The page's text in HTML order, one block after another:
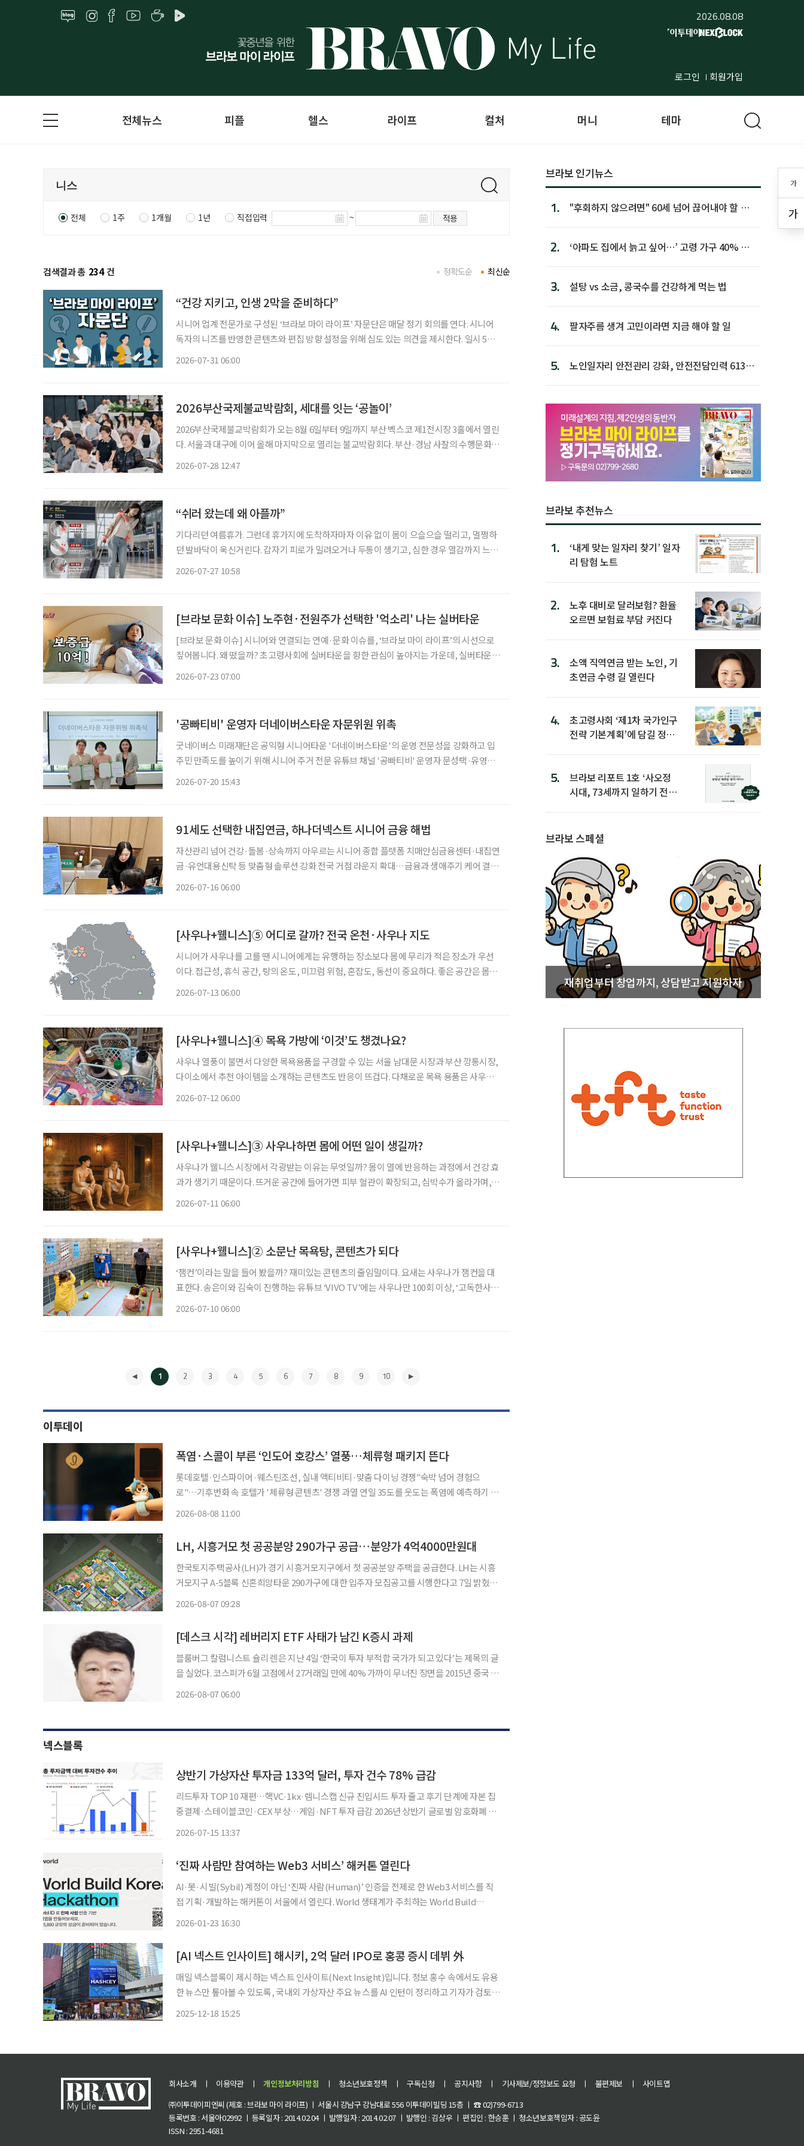
2026.08.08
로그인 회원가입
가
가
전체뉴스 피플 헬스 라이프 컬처 머니 테마
전체 1주 1개월 1년 직접입력 ~ 적용
검색결과 총 234 건 최신순
정확도순
“건강 지키고, 인생 2막을 준비하다”
시니어 업계 전문가로 구성된 ‘브라보 마이 라이프’ 자문단은 매달 정기 회의를 연다. 시니어
독자의 니즈를 반영한 콘텐츠와 편집 방향 설정을 위해 심도 있는 의견을 제시한다. 일시 5월
2026-07-31 06:00
2026부산국제불교박람회, 세대를 잇는 ‘공놀이’
2026부산국제불교박람회가 오는 8월 6일부터 9일까지 부산 벡스코 제1전시장 3홀에서 열린
다. 서울과 대구에 이어 올해 마지막으로 열리는 불교박람회다. 부산·경남 사찰의 수행문화와
2026-07-28 12:47
“쉬러 왔는데 왜 아플까”
기다리던 여름휴가. 그런데 휴가지에 도착하자마자 이유 없이 몸이 으슬으슬 떨리고, 멀쩡하
던 발바닥이 욱신거린다. 갑자기 피로가 밀려오거나 두통이 생기고, 심한 경우 열감까지 느껴
2026-07-27 10:58
[브라보 문화 이슈] 노주현·전원주가 선택한 '억소리' 나는 실버타운
[브라보 문화 이슈] 시니어와 연결되는 연예·문화 이슈를, ‘브라보 마이 라이프’의 시선으로
짚어봅니다. 왜 떴을까? 초고령사회에 실버타운을 향한 관심이 높아지는 가운데, 실버타운을
2026-07-23 07:00
'공빠티비' 운영자 더네이버스타운 자문위원 위촉
굿네이버스 미래재단은 공익형 시니어타운 '더네이버스타운'의 운영 전문성을 강화하고 입
주민 만족도를 높이기 위해 시니어 주거 전문 유튜브 채널 '공빠티비' 운영자 문성택·유영란
2026-07-20 15:43
91세도 선택한 내집연금, 하나더넥스트 시니어 금융 해법
자산관리 넘어 건강·돌봄·상속까지 아우르는 시니어 종합 플랫폼 치매안심금융센터·내집연
금·유언대용신탁 등 맞춤형 솔루션 강화 전국 거점 라운지 확대…금융과 생애주기 케어 결합
2026-07-16 06:00
[사우나+웰니스]⑤ 어디로 갈까? 전국 온천·사우나 지도
시니어가 사우나를 고를 땐 시니어에게는 유행하는 장소보다 몸에 무리가 적은 장소가 우선
이다. 접근성, 휴식 공간, 탕의 온도, 미끄럼 위험, 혼잡도, 동선이 중요하다. 좋은 공간은 몸을
2026-07-13 06:00
[사우나+웰니스]④ 목욕 가방에 ‘이것’도 챙겼나요?
사우나 열풍이 불면서 다양한 목욕용품을 구경할 수 있는 서울 남대문 시장과 부산 깡통시장,
다이소에서 추천 아이템을 소개하는 콘텐츠도 반응이 뜨겁다. 다채로운 목욕 용품은 사우나
2026-07-12 06:00
[사우나+웰니스]③ 사우나하면 몸에 어떤 일이 생길까?
사우나가 웰니스 시장에서 각광받는 이유는 무엇일까? 몸이 열에 반응하는 과정에서 건강 효
과가 생기기 때문이다. 뜨거운 공간에 들어가면 피부 혈관이 확장되고, 심박수가 올라가며,
2026-07-11 06:00
[사우나+웰니스]② 소문난 목욕탕, 콘텐츠가 되다
‘잼컨’이라는 말을 들어 봤을까? 재미있는 콘텐츠의 줄임말이다. 요새는 사우나가 잼컨을 대
표한다. 송은이와 김숙이 진행하는 유튜브 ‘VIVO TV’에는 사우나만 100회 이상, ‘고독한사우
2026-07-10 06:00
1 2 3 4 5 6 7 8 9 10
이투데이
폭염·스콜이 부른 ‘인도어 호캉스’ 열풍…체류형 패키지 뜬다
롯데호텔·인스파이어·웨스틴조선, 실내 액티비티·맞춤 다이닝 경쟁"숙박 넘어 경험으
로"…기후변화 속 호텔가 '체류형 콘텐츠' 경쟁 과열 연일 35도를 웃도는 폭염에 예측하기 어
2026-08-08 11:00
LH, 시흥거모 첫 공공분양 290가구 공급…분양가 4억4000만원대
한국토지주택공사(LH)가 경기 시흥거모지구에서 첫 공공분양 주택을 공급한다. LH는 시흥
거모지구 A-5블록 신혼희망타운 290가구에 대한 입주자 모집공고를 시행한다고 7일 밝혔다.
2026-08-07 09:28
[데스크 시각] 레버리지 ETF 사태가 남긴 K증시 과제
블룸버그 칼럼니스트 슐리 렌은 지난 4일 ‘한국이 투자 부적합 국가가 되고 있다’는 제목의 글
을 실었다. 코스피가 6월 고점에서 27거래일 만에 40% 가까이 무너진 장면을 2015년 중국 증
2026-08-07 06:00
넥스블록
상반기 가상자산 투자금 133억 달러, 투자 건수 78% 급감
리드투자 TOP 10 재편…핵VC·1kx·렘니스캡 신규 진입시드 투자 줄고 후기 단계에 자본 집
중결제·스테이블코인·CEX 부상…게임·NFT 투자 급감 2026년 상반기 글로벌 암호화폐 시
2026-07-15 13:37
‘진짜 사람만 참여하는 Web3 서비스’ 해커톤 열린다
AI·봇·시빌(Sybil) 계정이 아닌 ‘진짜 사람(Human)’ 인증을 전제로 한 Web3 서비스를 직
접 기획·개발하는 해커톤이 서울에서 열린다. World 생태계가 주최하는 World Build
2026-01-23 16:30
[AI 넥스트 인사이트] 해시키, 2억 달러 IPO로 홍콩 증시 데뷔 外
매일 넥스블록이 제시하는 넥스트 인사이트(Next Insight)입니다. 정보 홍수 속에서도 유용
한 뉴스만 톺아볼 수 있도록, 국내외 가상자산 주요 뉴스를 AI 인턴이 정리하고 기자가 검토해
2025-12-18 15:25
브라보 인기뉴스
1.
"후회하지 않으려면" 60세 넘어 끊어내야 할 사
2.
‘아파도 집에서 늙고 싶어…’ 고령 가구 40% 노
3. 설탕 vs 소금, 콩국수를 건강하게 먹는 법
4. 팔자주름 생겨 고민이라면 지금 해야 할 일
5.
노인일자리 안전관리 강화, 안전전담인력 613명
브라보 추천뉴스
1.
‘내게 맞는 일자리 찾기’ 일자
리 탐험 노트
2.
노후 대비로 달러보험? 환율
오르면 보험료 부담 커진다
3.
소액 직역연금 받는 노인, 기
초연금 수령 길 열린다
4.
초고령사회 ‘제1차 국가인구
전략 기본계획’에 담길 정책
5.
브라보 리포트 1호 ‘사오정
시대, 73세까지 일하기 전략’
브라보 스페셜
재취업부터 창업까지, 상담받고 지원하자
회사소개 ㅣ 이용약관 ㅣ 개인정보처리방침 ㅣ 청소년보호정책 ㅣ 구독신청 ㅣ 공지사항 ㅣ 기사제보/정정보도 요청 ㅣ 불편제보 ㅣ
사이트맵
㈜이투데이피엔씨 (제호 : 브라보 마이 라이프) ㅣ 서울시 강남구 강남대로 556 이투데이빌딩 15층 ㅣ ☎ 02)799-6713
등록번호 : 서울아02992 ㅣ 등록일자 : 2014.02.04 ㅣ 발행일자 : 2014.02.07 ㅣ 발행인 : 김상우 ㅣ 편집인 : 한승훈 ㅣ 청소년보호책임자 : 공도윤
ISSN : 2951-4681